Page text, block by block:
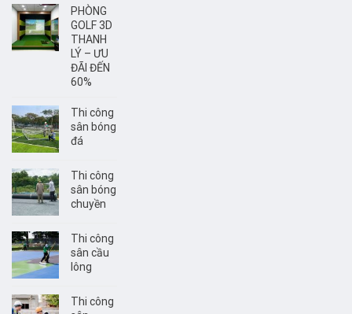
PHÒNG
GOLF 3D
THANH
LÝ – ƯU
ĐÃI ĐẾN
60%
Thi công
sân bóng
đá
Thi công
sân bóng
chuyền
Thi công
sân cầu
lông
Thi công